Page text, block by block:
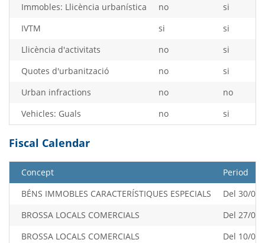
Immobles: Llicència urbanística
no
si
IVTM
si
si
Llicència d'activitats
no
si
Quotes d'urbanització
no
si
Urban infractions
no
no
Vehicles: Guals
no si
Fiscal Calendar
Concept
Period
BÉNS IMMOBLES CARACTERÍSTIQUES ESPECIALS
Del 30/
BROSSA LOCALS COMERCIALS
Del 27/
BROSSA LOCALS COMERCIALS
Del 10/